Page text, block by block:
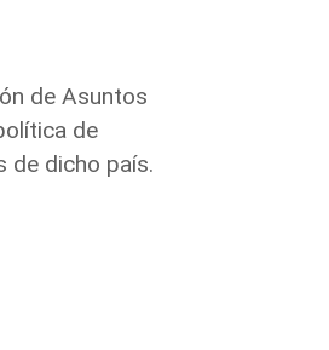
de Asuntos
de
de dicho país.